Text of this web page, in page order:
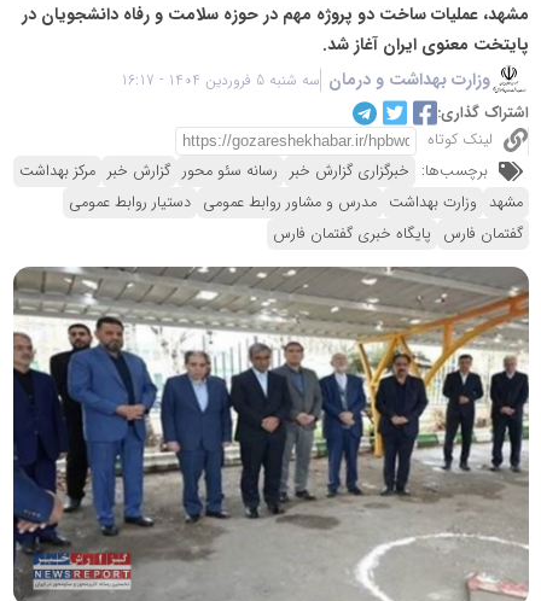
مشهد، عملیات ساخت دو پروژه مهم در حوزه سلامت و رفاه دانشجویان در
پایتخت معنوی ایران آغاز شد.
وزارت بهداشت و درمان سه شنبه 5 فروردین 1404 - 16:17
اشتراک گذاری:
لینک کوتاه
برچسب‌ها: خبرگزاری گزارش خبر رسانه سئو محور گزارش خبر مرکز بهداشت
مشهد وزارت بهداشت مدرس و مشاور روابط عمومی دستیار روابط عمومی
گفتمان فارس پایگاه خبری گفتمان فارس